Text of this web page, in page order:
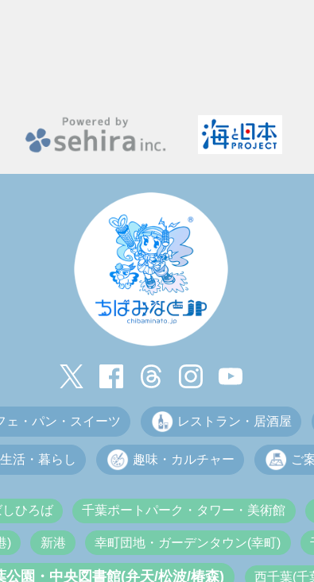
ェ・パン・スイーツ レストラン・居酒屋
生活・暮らし 趣味・カルチャー ご
ひろば 千葉ポートパーク・タワー・美術館
) 新港 幸町団地・ガーデンタウン(幸町)
公園・中央図書館(弁天/松波/椿森) 西千葉(千